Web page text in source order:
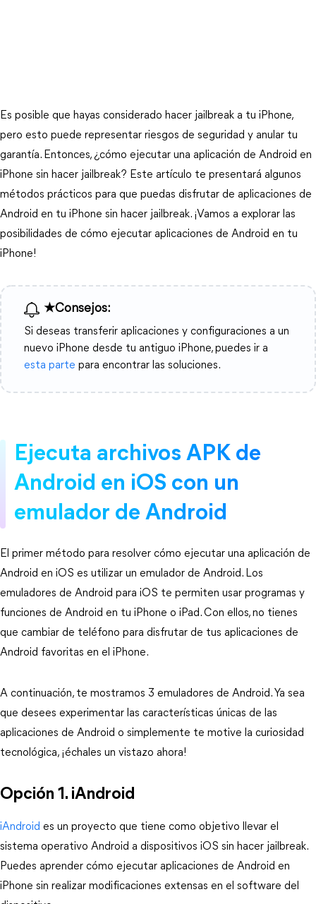
Es posible que hayas considerado hacer jailbreak a tu iPhone,
pero esto puede representar riesgos de seguridad y anular tu
garantía. Entonces, ¿cómo ejecutar una aplicación de Android en
iPhone sin hacer jailbreak? Este artículo te presentará algunos
métodos prácticos para que puedas disfrutar de aplicaciones de
Android en tu iPhone sin hacer jailbreak. ¡Vamos a explorar las
posibilidades de cómo ejecutar aplicaciones de Android en tu
iPhone!
★Consejos:
Si deseas transferir aplicaciones y configuraciones a un
nuevo iPhone desde tu antiguo iPhone, puedes ir a
esta parte para encontrar las soluciones.
Ejecuta archivos APK de
Android en iOS con un
emulador de Android
El primer método para resolver cómo ejecutar una aplicación de
Android en iOS es utilizar un emulador de Android. Los
emuladores de Android para iOS te permiten usar programas y
funciones de Android en tu iPhone o iPad. Con ellos, no tienes
que cambiar de teléfono para disfrutar de tus aplicaciones de
Android favoritas en el iPhone.
A continuación, te mostramos 3 emuladores de Android. Ya sea
que desees experimentar las características únicas de las
aplicaciones de Android o simplemente te motive la curiosidad
tecnológica, ¡échales un vistazo ahora!
Opción 1. iAndroid
iAndroid es un proyecto que tiene como objetivo llevar el
sistema operativo Android a dispositivos iOS sin hacer jailbreak.
Puedes aprender cómo ejecutar aplicaciones de Android en
iPhone sin realizar modificaciones extensas en el software del